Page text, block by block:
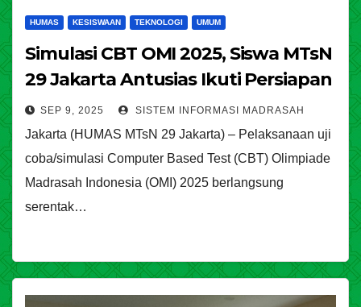
HUMAS KESISWAAN TEKNOLOGI UMUM
Simulasi CBT OMI 2025, Siswa MTsN
29 Jakarta Antusias Ikuti Persiapan
SEP 9, 2025 SISTEM INFORMASI MADRASAH
Jakarta (HUMAS MTsN 29 Jakarta) – Pelaksanaan uji
coba/simulasi Computer Based Test (CBT) Olimpiade
Madrasah Indonesia (OMI) 2025 berlangsung
serentak…